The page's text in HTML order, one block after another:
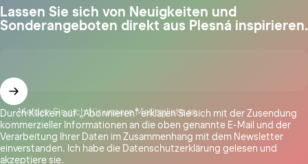
Lassen Sie sich von Neuigkeiten und
Sonderangeboten direkt aus Plesná inspirieren.
Melden Sie sich für unsere Mailingliste an
Durch Klicken auf „Abonnieren“ erklären Sie sich mit der Zusendung
kommerzieller Informationen an die oben genannte E-Mail und der
Verarbeitung Ihrer Daten im Zusammenhang mit dem Newsletter
einverstanden. Ich habedie Datenschutzerklärung gelesen und
akzeptiere sie.